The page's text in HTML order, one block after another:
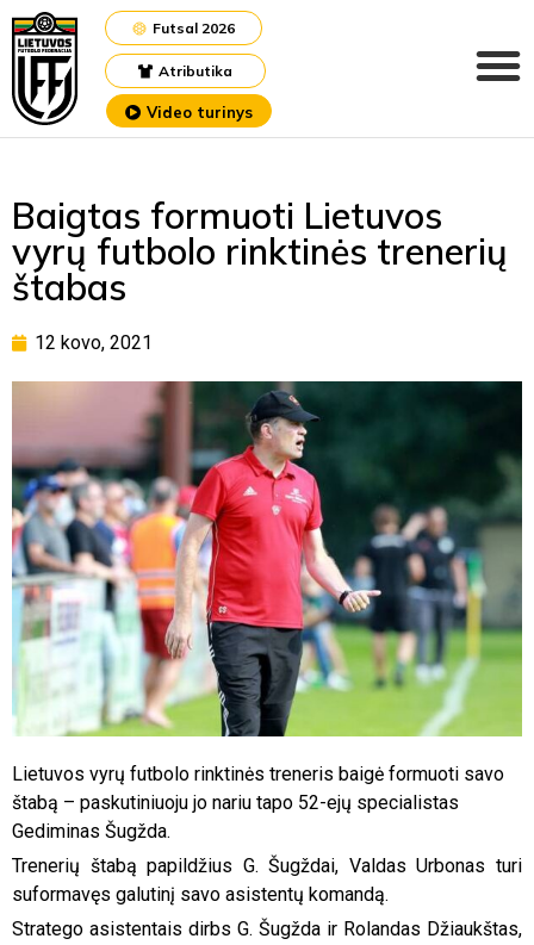
Atributika
Futsal 2026
Video turinys
Baigtas formuoti Lietuvos
vyrų futbolo rinktinės trenerių
štabas
12 kovo, 2021
Lietuvos vyrų futbolo rinktinės treneris baigė formuoti savo
štabą – paskutiniuoju jo nariu tapo 52-ejų specialistas
Gediminas Šugžda.
Trenerių štabą papildžius G. Šugždai, Valdas Urbonas turi
suformavęs galutinį savo asistentų komandą.
Stratego asistentais dirbs G. Šugžda ir Rolandas Džiaukštas,